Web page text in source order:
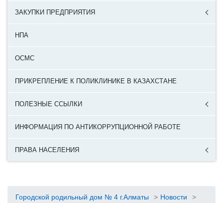
ЗАКУПКИ ПРЕДПРИЯТИЯ
НПА
ОСМС
ПРИКРЕПЛЕНИЕ К ПОЛИКЛИНИКЕ В КАЗАХСТАНЕ
ПОЛЕЗНЫЕ ССЫЛКИ
ИНФОРМАЦИЯ ПО АНТИКОРРУПЦИОННОЙ РАБОТЕ
ПРАВА НАСЕЛЕНИЯ
Городской родильный дом № 4 г.Алматы > Новости
>